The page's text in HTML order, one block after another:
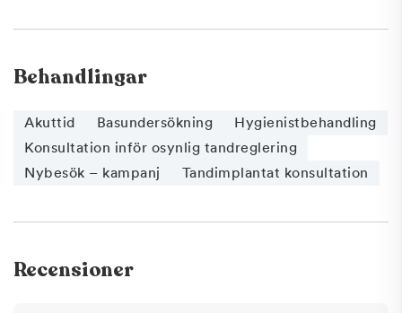
Behandlingar
Akuttid Basundersökning
Hygienistbehandling
Konsultation inför osynlig tandreglering
Nybesök – kampanj
Tandimplantat konsultation
Recensioner